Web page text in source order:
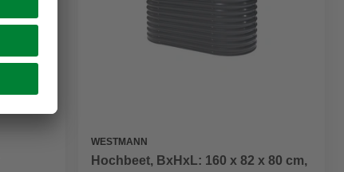
WESTMANN
Hochbeet, BxHxL: 160 x 82 x 80 cm,